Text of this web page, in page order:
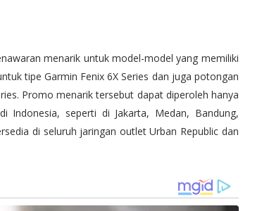
menarik untuk model-model yang memiliki
tipe Garmin Fenix 6X Series dan juga potongan
Promo menarik tersebut dapat diperoleh hanya
seperti di Jakarta, Medan, Bandung,
di seluruh jaringan outlet Urban Republic dan